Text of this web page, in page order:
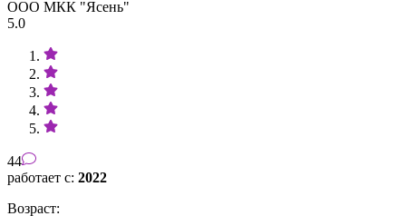
ООО МКК "Ясень"
5.0
44
работает с: 2022
Возраст: